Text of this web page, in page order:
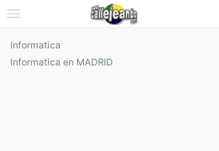
Informatica
Informatica en MADRID